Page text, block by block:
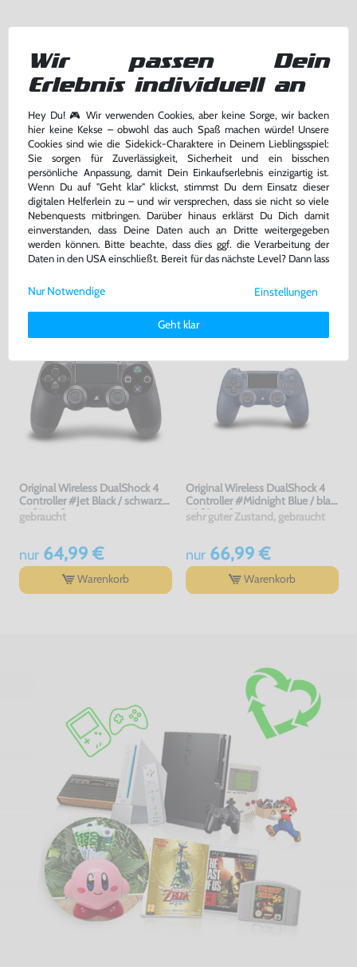
Original Wireless DualShock 4
Controller #Jet Black / schwarz
V2 [Sony]
sehr guter Zustand, gebraucht
59,99 €
Warenkorb
Original Wireless DualShock 4
Controller #Jet Black / schwarz
V2 [Sony]
gebraucht
49,99 €
Warenkorb
Original Wireless DualShock 4
Controller #Jet Black / schwarz
V1 [Sony]
gebraucht
nur64,99 €
Warenkorb
Original Wireless DualShock 4
Controller #Midnight Blue / blau
V2 [Sony]
sehr guter Zustand, gebraucht
nur66,99 €
Warenkorb
Wir passen Dein
Erlebnis individuell an
Hey Du! 🎮 Wir verwenden Cookies, aber keine Sorge, wir backen
hier keine Kekse – obwohl das auch Spaß machen würde! Unsere
Cookies sind wie die Sidekick-Charaktere in Deinem Lieblingsspiel:
Sie sorgen für Zuverlässigkeit, Sicherheit und ein bisschen
persönliche Anpassung, damit Dein Einkaufserlebnis einzigartig ist.
Wenn Du auf "Geht klar" klickst, stimmst Du dem Einsatz dieser
digitalen Helferlein zu – und wir versprechen, dass sie nicht so viele
Nebenquests mitbringen. Darüber hinaus erklärst Du Dich damit
einverstanden, dass Deine Daten auch an Dritte weitergegeben
werden können. Bitte beachte, dass dies ggf. die Verarbeitung der
Daten in den USA einschließt. Bereit für das nächste Level? Dann lass
Weitere Informationen zu den von uns verwendeten Cookies und
Deinen Rechten als Nutzer findest Du in unsererDaten­schutz­
Impressum.
Einstellungen
Geht klar
Nur Notwendige